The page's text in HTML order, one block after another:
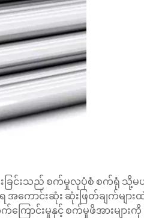
းခြင်းသည် စက်မှုလုပုံစံ စက်ရုံ သို့
ကောင်းဆုံး ဆုံးဖြတ်ချက်များ
ောင်းမှုနှင့် စက်မှုဖိအားများကို